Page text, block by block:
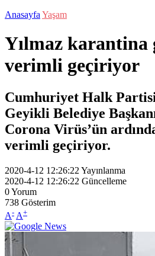
Anasayfa Yaşam
Yılmaz
verimli geçiriyor
Cumhuriyet Halk
Geyikli Belediye
Corona Virüs’ün
verimli geçiriyor.
2020-4-12 12:26:22 Yayınlanma
2020-4-12 12:26:22 Güncelleme
0Yorum
738 Gösterim
A- A+